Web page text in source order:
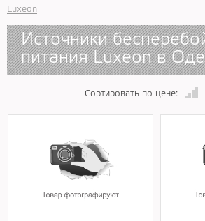
Luxeon
Источники
питания Luxeon в
Сортировать по цене: